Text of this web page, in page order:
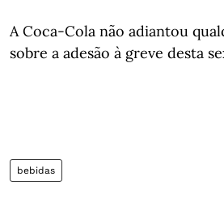
A Coca-Cola não adiantou
sobre a adesão à greve desta
bebidas